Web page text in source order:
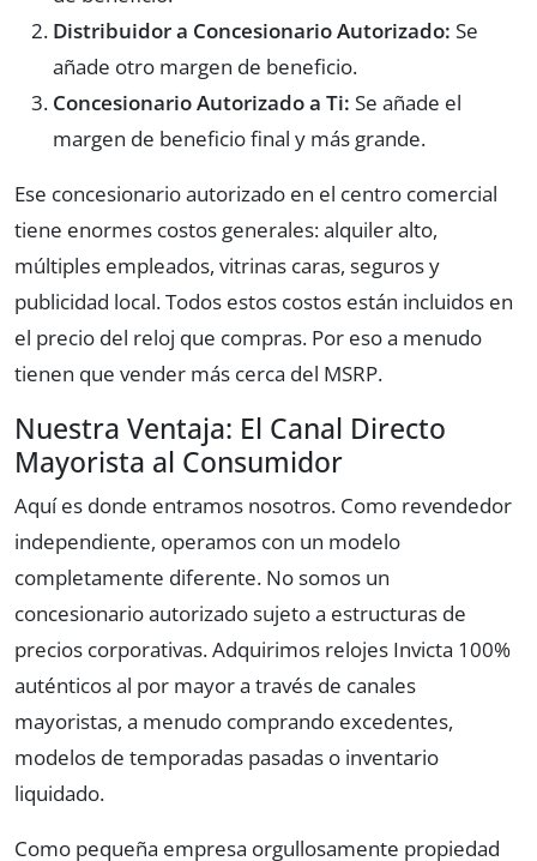
Distribuidor a Concesionario Autorizado: Se
añade otro margen de beneficio.
Concesionario Autorizado a Ti: Se añade el
margen de beneficio final y más grande.
Ese concesionario autorizado en el centro comercial
tiene enormes costos generales: alquiler alto,
múltiples empleados, vitrinas caras, seguros y
publicidad local. Todos estos costos están incluidos en
el precio del reloj que compras. Por eso a menudo
tienen que vender más cerca del MSRP.
Nuestra Ventaja: El Canal Directo
Mayorista al Consumidor
Aquí es donde entramos nosotros. Como revendedor
independiente, operamos con un modelo
completamente diferente. No somos un
concesionario autorizado sujeto a estructuras de
precios corporativas. Adquirimos relojes Invicta 100%
auténticos al por mayor a través de canales
mayoristas, a menudo comprando excedentes,
modelos de temporadas pasadas o inventario
liquidado.
Como pequeña empresa orgullosamente propiedad